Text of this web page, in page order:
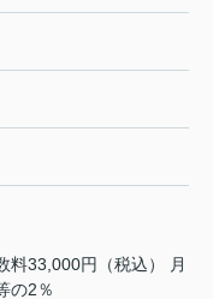
料33,000円（税込） 月
の2％